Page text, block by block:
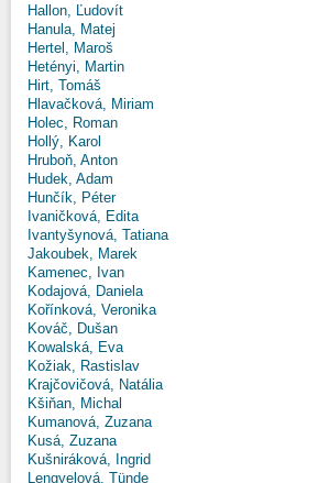
Hallon, Ľudovít
Hanula, Matej
Hertel, Maroš
Hetényi, Martin
Hirt, Tomáš
Hlavačková, Miriam
Holec, Roman
Hollý, Karol
Hruboň, Anton
Hudek, Adam
Hunčík, Péter
Ivaničková, Edita
Ivantyšynová, Tatiana
Jakoubek, Marek
Kamenec, Ivan
Kodajová, Daniela
Kořínková, Veronika
Kováč, Dušan
Kowalská, Eva
Kožiak, Rastislav
Krajčovičová, Natália
Kšiňan, Michal
Kumanová, Zuzana
Kusá, Zuzana
Kušniráková, Ingrid
Lengyelová, Tünde